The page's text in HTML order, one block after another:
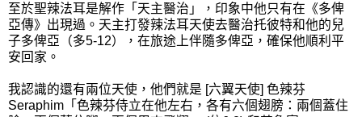
至於聖辣法耳是解作「天主醫治」，印象中他只有在《多俾
亞傳》出現過。天主打發辣法耳天使去醫治托彼特和他的兒
子多俾亞（多5-12），在旅途上伴隨多俾亞，確保他順利平
安回家。
我認識的還有兩位天使，他們就是 [六翼天使] 色辣芬
Seraphim「色辣芬侍立在他左右，各有六個翅膀：兩個蓋住